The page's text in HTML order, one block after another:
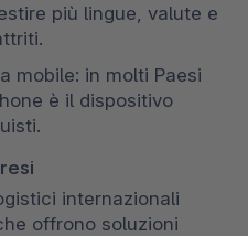
più lingue, valute e
mobile: in molti Paesi
è il dispositivo
internazionali
offrono soluzioni